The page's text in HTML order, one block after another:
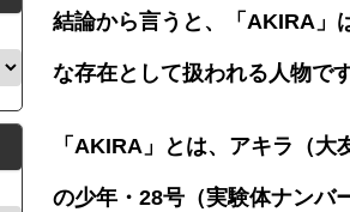
結論から言うと、「AKIRA」
な存在として扱われる人物です
「AKIRA」とは、アキラ（
の少年・28号（実験体ナンバ